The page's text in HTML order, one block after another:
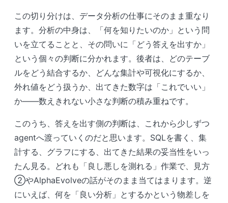
この切り分けは、データ分析の仕事にそのまま重なり
ます。分析の中身は、「何を知りたいのか」という問
いを立てることと、その問いに「どう答えを出すか」
という個々の判断に分かれます。後者は、どのテーブ
ルをどう結合するか、どんな集計や可視化にするか、
外れ値をどう扱うか、出てきた数字は「これでいい」
か――数えきれない小さな判断の積み重ねです。
このうち、答えを出す側の判断は、これから少しずつ
agentへ渡っていくのだと思います。SQLを書く、集
計する、グラフにする、出てきた結果の妥当性をいっ
たん見る。どれも「良し悪しを測れる」作業で、見方
②やAlphaEvolveの話がそのまま当てはまります。逆
にいえば、何を「良い分析」とするかという物差しを